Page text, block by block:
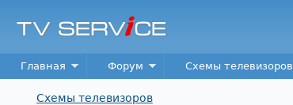
TV
Service
Main menu
Главная Форум Схемы телевизоров
Схемы телевизоров